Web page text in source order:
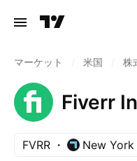
マーケット 米国 株
Fiverr
FVRR New